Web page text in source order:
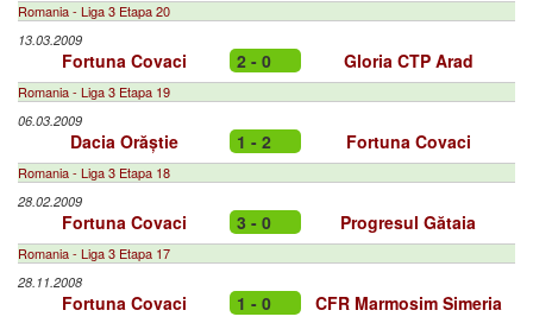
Romania - Liga 3 Etapa 20
13.03.2009
Fortuna Covaci 2 - 0 Gloria CTP Arad
Romania - Liga 3 Etapa 19
06.03.2009
Dacia Orăștie 1 - 2 Fortuna Covaci
Romania - Liga 3 Etapa 18
28.02.2009
Fortuna Covaci 3 - 0 Progresul Gătaia
Romania - Liga 3 Etapa 17
28.11.2008
Fortuna Covaci 1 - 0 CFR Marmosim Simeria